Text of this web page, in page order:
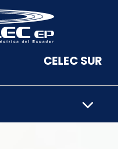
herramientas
CELEC SUR